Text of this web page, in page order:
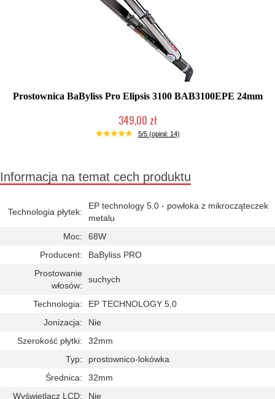
Prostownica BaByliss Pro Elipsis 3100 BAB3100EPE 24mm
349,00 zł
Duża ilość (wysyłka w 24h)
5/5 (opinii: 14)
Informacja na temat cech produktu
Technologia płytek:
EP technology 5.0 - powłoka z mikrocząteczek
metalu
Moc:
68W
Producent:
BaByliss PRO
Prostowanie
włosów:
suchych
Technologia:
EP TECHNOLOGY 5,0
Jonizacja:
Nie
Szerokość płytki:
32mm
Typ:
prostownico-lokówka
Średnica:
32mm
Wyświetlacz LCD:
Nie